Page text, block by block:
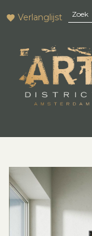
Verlanglijst